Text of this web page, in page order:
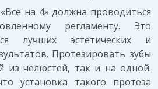
на 4» должна проводиться
регламенту. Это
лучших эстетических и
Протезировать зубы
из челюстей, так и на одной.
установка такого протеза